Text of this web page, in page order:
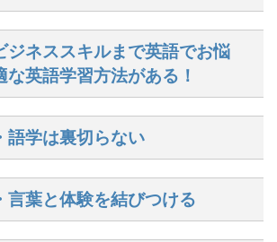
ジネススキルまで英語でお悩
な英語学習方法がある！
語学は裏切らない
言葉と体験を結びつける